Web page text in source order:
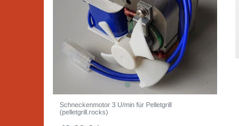
Schneckenmotor 3 U/min für Pelletgrill
(pelletgrill.rocks)